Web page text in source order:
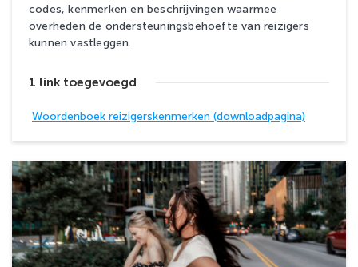
codes, kenmerken en beschrijvingen waarmee
overheden de ondersteuningsbehoefte van reizigers
kunnen vastleggen.
1 link toegevoegd
Woordenboek reizigerskenmerken (downloadpagina)